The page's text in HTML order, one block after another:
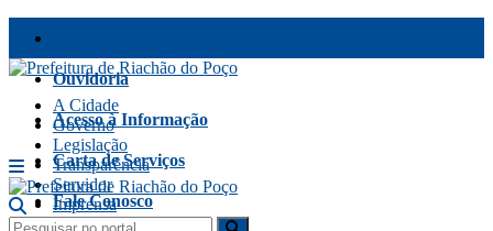
Ouvidoria
Acesso à Informação
Carta de Serviços
Fale Conosco
A Cidade
Governo
Legislação
Transparência
Servidor
Imprensa